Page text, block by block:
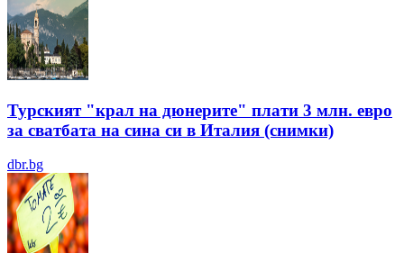
Турският "крал на дюнерите" плати 3 млн. евро
за сватбата на сина си в Италия (снимки)
dbr.bg